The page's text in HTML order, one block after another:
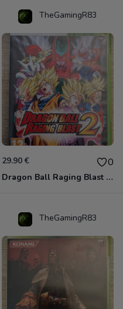
TheGamingR83
29.90 € 0
Dragon Ball Raging Blast 2 Xbox 360
TheGamingR83